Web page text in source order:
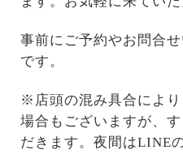
事前にご予約やお問合
です。
※店頭の混み具合によ
場合もございますが、
だきます。夜間はLINE